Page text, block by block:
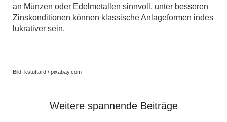
an Münzen oder Edelmetallen sinnvoll, unter besseren
Zinskonditionen können klassische Anlageformen indes
lukrativer sein.
Bild: kstuttard / pixabay.com
Weitere spannende Beiträge